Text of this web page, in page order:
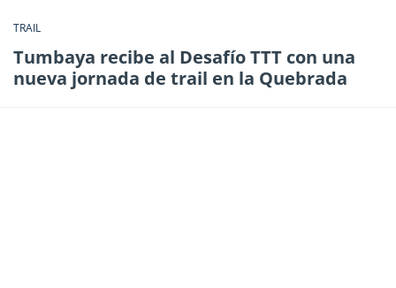
TRAIL
Tumbaya recibe al Desafío TTT con una
nueva jornada de trail en la Quebrada